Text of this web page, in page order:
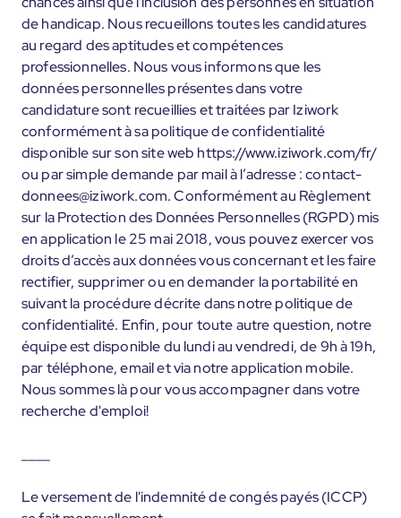
de handicap. Nous recueillons toutes les candidatures
au regard des aptitudes et compétences
professionnelles. Nous vous informons que les
données personnelles présentes dans votre
candidature sont recueillies et traitées par Iziwork
conformément à sa politique de confidentialité
disponible sur son site web https://www.iziwork.com/fr/
ou par simple demande par mail à l’adresse : contact-
donnees@iziwork.com. Conformément au Règlement
sur la Protection des Données Personnelles (RGPD) mis
en application le 25 mai 2018, vous pouvez exercer vos
droits d’accès aux données vous concernant et les faire
rectifier, supprimer ou en demander la portabilité en
suivant la procédure décrite dans notre politique de
confidentialité. Enfin, pour toute autre question, notre
équipe est disponible du lundi au vendredi, de 9h à 19h,
par téléphone, email et via notre application mobile.
Nous sommes là pour vous accompagner dans votre
recherche d'emploi!
Le versement de l'indemnité de congés payés (ICCP)